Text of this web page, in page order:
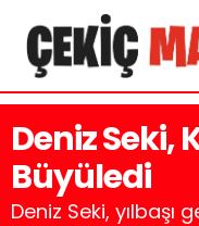
Deniz Seki,
Büyüledi
Deniz Seki, yılbaşı